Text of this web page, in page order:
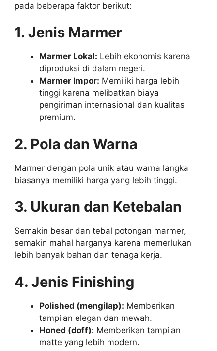
pada beberapa faktor berikut:
1. Jenis Marmer
Marmer Lokal: Lebih ekonomis karena
diproduksi di dalam negeri.
Marmer Impor: Memiliki harga lebih
tinggi karena melibatkan biaya
pengiriman internasional dan kualitas
premium.
2. Pola dan Warna
Marmer dengan pola unik atau warna langka
biasanya memiliki harga yang lebih tinggi.
3. Ukuran dan Ketebalan
Semakin besar dan tebal potongan marmer,
semakin mahal harganya karena memerlukan
lebih banyak bahan dan tenaga kerja.
4. Jenis Finishing
Polished (mengilap): Memberikan
tampilan elegan dan mewah.
Honed (doff): Memberikan tampilan
matte yang lebih modern.